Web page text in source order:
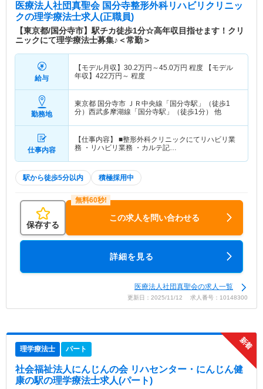
医療法人社団真聖会 国分寺整形外科リハビリクリニッ
クの理学療法士求人(正職員)
【東京都/国分寺市】駅チカ徒歩1分☆高年収目指せます！クリ
ニックにて理学療法士募集♪＜常勤＞
給与
【モデル月収】 30.2万円～45.0万円 程度 【モデル
年収】 422万円～ 程度
勤務地
東京都 国分寺市 ＪＲ中央線「国分寺駅」（徒歩1
分）西武多摩湖線「国分寺駅」（徒歩1分） 他
仕事内容
【仕事内容】 ■整形外科クリニックにてリハビリ業
務 ・リハビリ業務 ・カルテ記…
駅から徒歩5分以内 積極採用中
保存する
この求人を問い合わせる
詳細を見る
医療法人社団真聖会の求人一覧
更新日：2025/11/12 求人番号：10148300
理学療法士 パート
社会福祉法人にんじんの会 リハセンター・にんじん健
康の駅の理学療法士求人(パート)